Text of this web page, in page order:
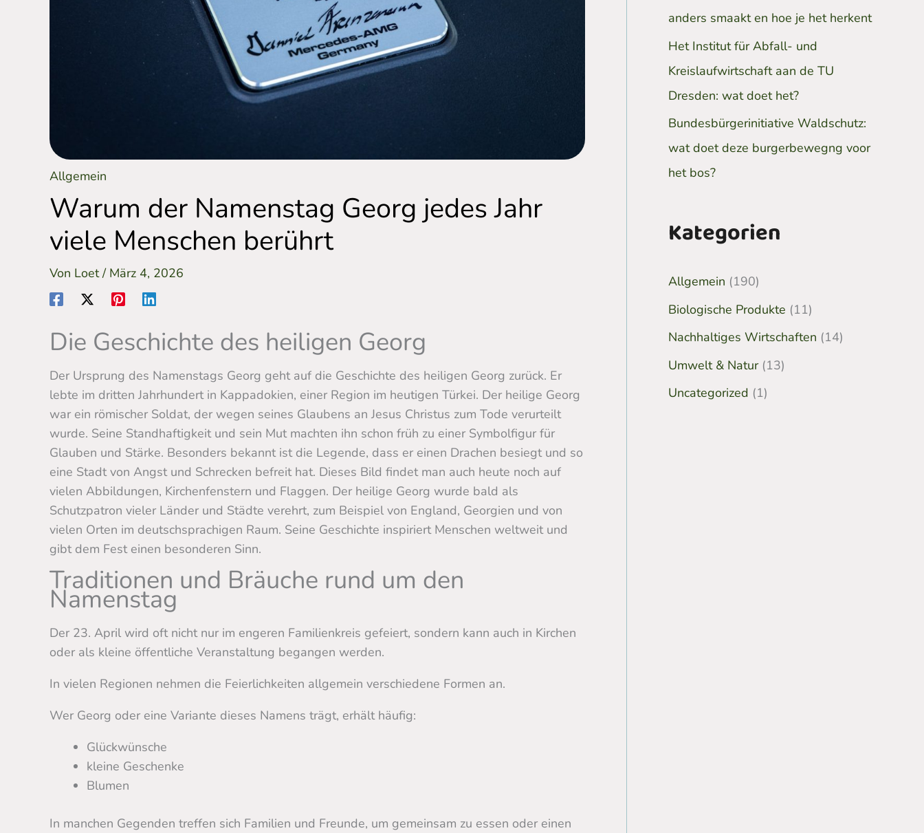
Allgemein
Warum der Namenstag Georg jedes Jahr
viele Menschen berührt
Von Loet/ März 4, 2026
Die Geschichte des heiligen Georg
Der Ursprung des Namenstags Georg geht auf die Geschichte des heiligen Georg zurück. Er
lebte im dritten Jahrhundert in Kappadokien, einer Region im heutigen Türkei. Der heilige Georg
war ein römischer Soldat, der wegen seines Glaubens an Jesus Christus zum Tode verurteilt
wurde. Seine Standhaftigkeit und sein Mut machten ihn schon früh zu einer Symbolfigur für
Glauben und Stärke. Besonders bekannt ist die Legende, dass er einen Drachen besiegt und so
eine Stadt von Angst und Schrecken befreit hat. Dieses Bild findet man auch heute noch auf
vielen Abbildungen, Kirchenfenstern und Flaggen. Der heilige Georg wurde bald als
Schutzpatron vieler Länder und Städte verehrt, zum Beispiel von England, Georgien und von
vielen Orten im deutschsprachigen Raum. Seine Geschichte inspiriert Menschen weltweit und
gibt dem Fest einen besonderen Sinn.
Traditionen und Bräuche rund um den
Namenstag
Der 23. April wird oft nicht nur im engeren Familienkreis gefeiert, sondern kann auch in Kirchen
oder als kleine öffentliche Veranstaltung begangen werden.
In vielen Regionen nehmen die Feierlichkeiten allgemein verschiedene Formen an.
Wer Georg oder eine Variante dieses Namens trägt, erhält häufig:
Glückwünsche
kleine Geschenke
Blumen
In manchen Gegenden treffen sich Familien und Freunde, um gemeinsam zu essen oder einen
anders smaakt en hoe je het herkent
Het Institut für Abfall- und
Kreislaufwirtschaft aan de TU
Dresden: wat doet het?
Bundesbürgerinitiative Waldschutz:
wat doet deze burgerbewegng voor
het bos?
Kategorien
Allgemein (190)
Biologische Produkte (11)
Nachhaltiges Wirtschaften (14)
Umwelt & Natur(13)
Uncategorized (1)